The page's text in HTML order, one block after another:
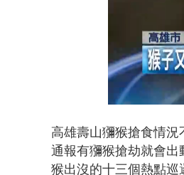
高雄壽山獼猴搶食情
通報有獼猴搶劫就會
猴出沒的十三個熱點